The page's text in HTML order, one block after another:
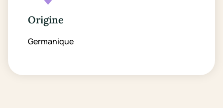
Origine
Germanique